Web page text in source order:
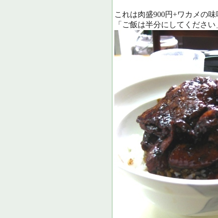
これは肉盛900円+ワカメの味
「ご飯は半分にしてくださ